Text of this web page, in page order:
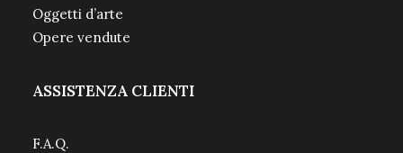
Oggetti d’arte
Opere vendute
ASSISTENZA CLIENTI
F.A.Q.